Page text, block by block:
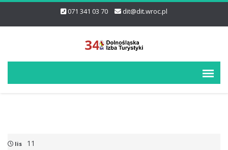
071 341 03 70 dit@dit.wroc.pl
lis 11